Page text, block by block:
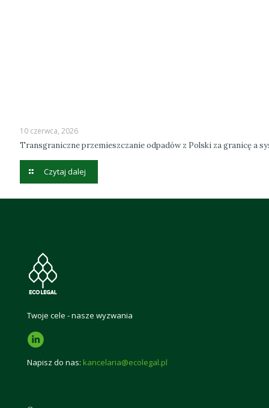
10 czerwca, 2026
Transgraniczne przemieszczanie odpadów z Polski za granicę a
Czytaj dalej
Twoje cele - nasze wyzwania
Napisz do nas: kancelaria@ecolegal.pl